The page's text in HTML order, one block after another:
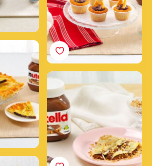
Nutella® a lieskovými
orechmi